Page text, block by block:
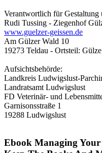
Verantwortlich für Gestaltung
Rudi Tussing - Ziegenhof
www.guelzer-geissen.de
Am Gülzer Wald 10
19273 Teldau - Ortsteil: Gülze
Aufsichtsbehörde:
Landkreis Ludwigslust-
Landratsamt Ludwigslust
FD Veterinär- und
Garnisonsstraße 1
19288 Ludwigslust
Ebook Managing Your